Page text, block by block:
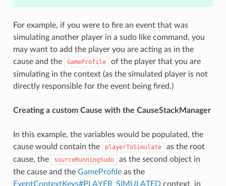
For example, if you were to fire an event that was
simulating another player in a sudo like command, you
may want to add the player you are acting as in the
cause and the
GameProfile
of the player that you are
simulating in the context (as the simulated player is not
directly responsible for the event being fired.)
Creating a custom Cause with the CauseStackManager
In this example, the variables would be populated, the
cause would contain the
playerToSimulate
as the root
cause, the
sourceRunningSudo
as the second object in
the cause and the GameProfileas the
EventContextKeys#PLAYER_SIMULATEDcontext, in